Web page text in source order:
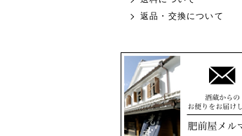
返品・交換について